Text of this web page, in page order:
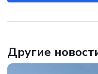
Другие